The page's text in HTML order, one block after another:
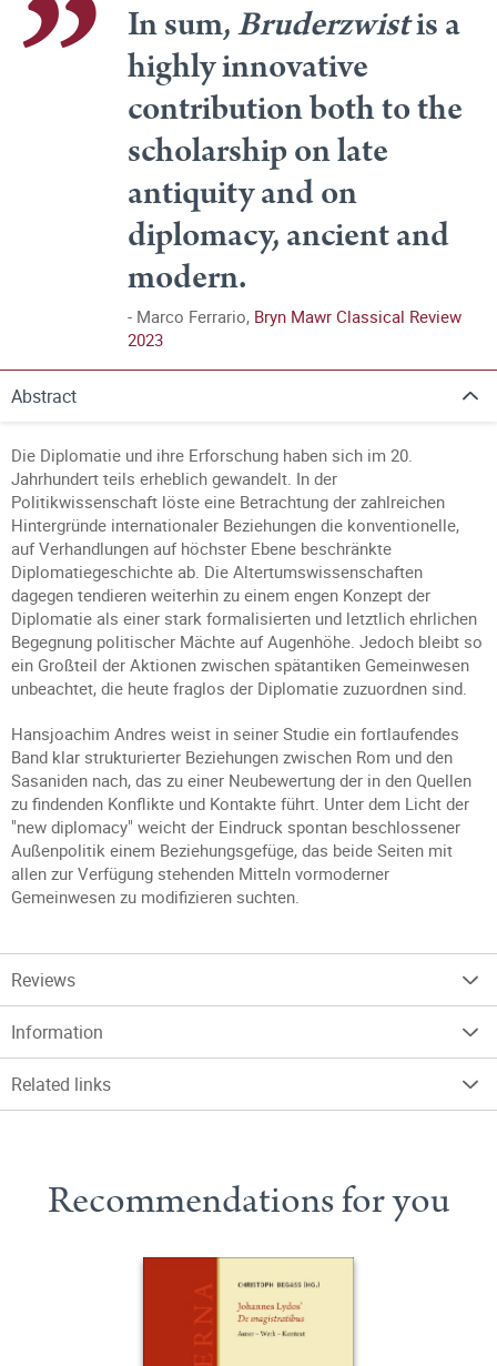
In sum,Bruderzwistis a
highly innovative
contribution both to the
scholarship on late
antiquity and on
diplomacy, ancient and
modern.
Marco Ferrario, Bryn Mawr Classical Review
2023
Abstract
Die Diplomatie und ihre Erforschung haben sich im 20.
Jahrhundert teils erheblich gewandelt. In der
Politikwissenschaft löste eine Betrachtung der zahlreichen
Hintergründe internationaler Beziehungen die konventionelle,
auf Verhandlungen auf höchster Ebene beschränkte
Diplomatiegeschichte ab. Die Altertumswissenschaften
dagegen tendieren weiterhin zu einem engen Konzept der
Diplomatie als einer stark formalisierten und letztlich ehrlichen
Begegnung politischer Mächte auf Augenhöhe. Jedoch bleibt so
ein Großteil der Aktionen zwischen spätantiken Gemeinwesen
unbeachtet, die heute fraglos der Diplomatie zuzuordnen sind.
Hansjoachim Andres weist in seiner Studie ein fortlaufendes
Band klar strukturierter Beziehungen zwischen Rom und den
Sasaniden nach, das zu einer Neubewertung der in den Quellen
zu findenden Konflikte und Kontakte führt. Unter dem Licht der
"new diplomacy" weicht der Eindruck spontan beschlossener
Außenpolitik einem Beziehungsgefüge, das beide Seiten mit
allen zur Verfügung stehenden Mitteln vormoderner
Gemeinwesen zu modifizieren suchten.
Reviews
Information
Related links
Recommendations for you